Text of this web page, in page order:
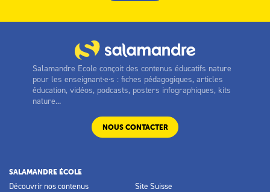
Salamandre Ecole conçoit des contenus éducatifs nature
pour les enseignant·e·s : fiches pédagogiques, articles
éducation, vidéos, podcasts, posters infographiques, kits
nature...
NOUS CONTACTER
SALAMANDRE ÉCOLE
Découvrir nos contenus Site Suisse